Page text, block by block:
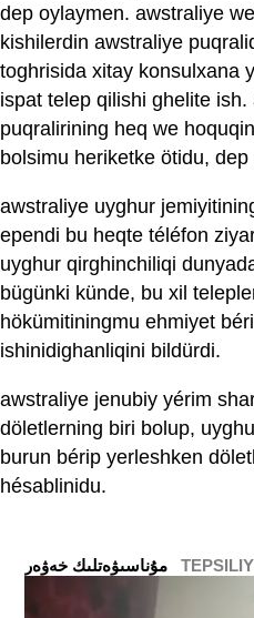
dep oylaymen. awstraliye
kishilerdin awstraliye
toghrisida xitay konsulxana
ispat telep qilishi ghelite ish.
puqralirining heq we
bolsimu heriketke ötidu,
awstraliye uyghur
ependi bu heqte téléfon
uyghur qirghinchiliqi
bügünki künde, bu xil
hökümitiningmu ehmiyet
ishinidighanliqini bildürdi.
awstraliye jenubiy yérim
döletlerning biri bolup,
burun bérip yerleshken
hésablinidu.